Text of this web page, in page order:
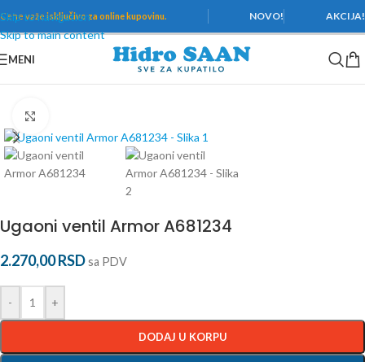
Skip to navigation
Skip to main content
Cene važeisključivo za online kupovinu. NOVO! AKCIJA!
MENI
Ugaoni ventil Armor A681234
2.270,00RSDsa PDV
- +
DODAJ U KORPU